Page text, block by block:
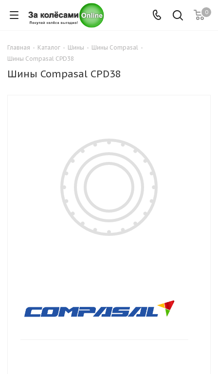
0
Главная - Каталог - Шины - Шины Compasal -
Шины Compasal CPD38
Шины Compasal CPD38